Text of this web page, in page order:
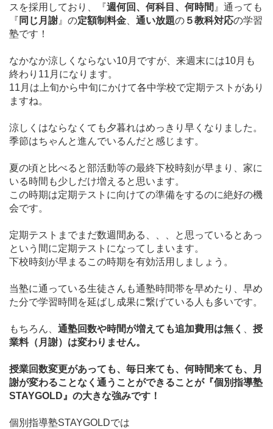
スを採用しており、
『週何回、何科目、何時間 』通っても
『 同じ月謝 』の定額制料金 通い放題の ５教科対応の学習
塾です！
なかなか涼しくならない10月ですが、来週末には10月も
終わり11月になります。
11月は上旬から中旬にかけて各中学校で定期テストがあり
ますね。
涼しくはならなくても夕暮れはめっきり早くなりました。
季節はちゃんと進んでいるんだと感じます。
夏の頃と比べると部活動等の最終下校時刻が早まり、家に
いる時間も少しだけ増えると思います。
この時期は定期テストに向けての準備をするのに絶好の機
会です。
定期テストまでまだ数週間ある、、、と思っているとあっ
という間に定期テストになってしまいます。
下校時刻が早まるこの時期を有効活用しましょう。
当塾に通っている生徒さんも通塾時間帯を早めたり、早め
た分で学習時間を延ばし成果に繋げている人も多いです。
もちろん、 通塾回数や時間が増えても追加費用は無く
授
業料（月謝）は変わりません。
授業回数変更があっても、 毎日来ても、何時間来ても、
月
謝が変わることなく 通うことができることが『個別指導塾
STAYGOLD』の大きな強みです！
個別指導塾STAYGOLDでは